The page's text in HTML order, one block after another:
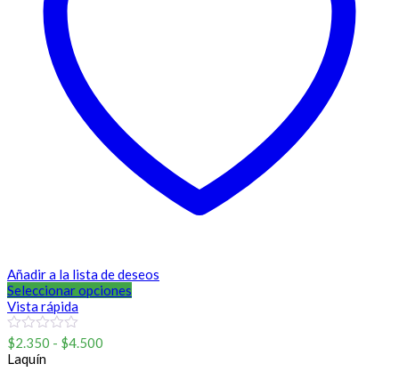
Añadir a la lista de deseos
Seleccionar opciones
Vista rápida
0
out
of
$2.350 - $4.500
Laquín